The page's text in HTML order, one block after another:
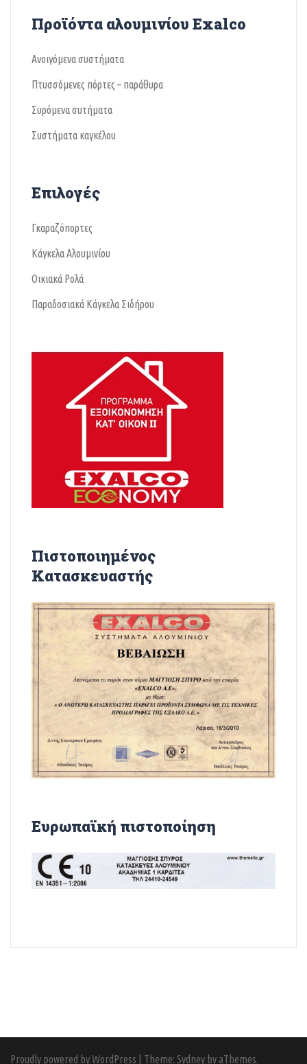
Προϊόντα αλουμινίου Exalco
Ανοιγόμενα συστήματα
Πτυσσόμενες πόρτες – παράθυρα
Συρόμενα συτήματα
Συστήματα καγκέλου
Επιλογές
Γκαραζόπορτες
Κάγκελα Αλουμινίου
Οικιακά Ρολά
Παραδοσιακά Κάγκελα Σιδήρου
Πιστοποιημένος
Κατασκευαστής
Ευρωπαϊκή πιστοποίηση
Proudly powered by WordPress Theme: Sydney by aThemes.